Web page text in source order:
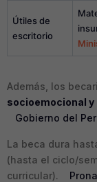
Útiles de
escritorio
Además, los
socioemocional
Gobierno del
La beca dura
(hasta el ciclo/
curricular).